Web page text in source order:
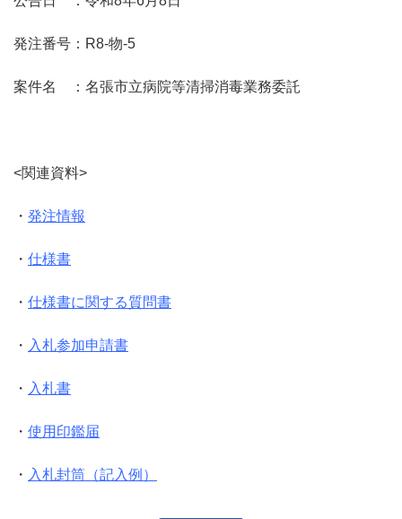
発注番号：R8-物-5
案件名 ：名張市立病院等清掃消毒業務委託
<関連資料>
・ 発注情報
・ 仕様書
・ 仕様書に関する質問書
・ 入札参加申請書
・ 入札書
・ 使用印鑑届
・ 入札封筒（記入例）